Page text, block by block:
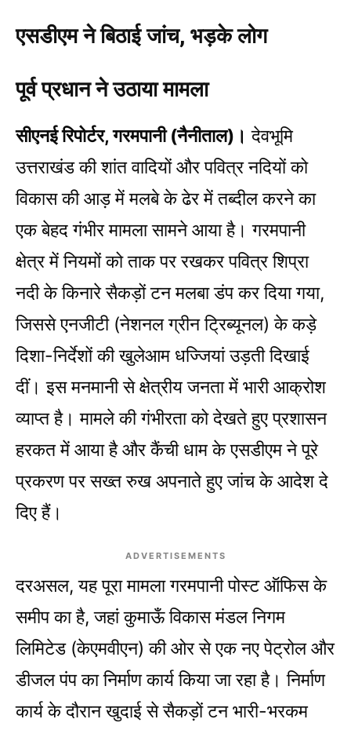
एसडीएम ने बिठाई जांच, भड़के लोग
पूर्व प्रधान ने उठाया मामला
सीएनई रिपोर्टर, गरमपानी (नैनीताल)। देवभूमि
उत्तराखंड की शांत वादियों और पवित्र नदियों को
विकास की आड़ में मलबे के ढेर में तब्दील करने का
एक बेहद गंभीर मामला सामने आया है। गरमपानी
क्षेत्र में नियमों को ताक पर रखकर पवित्र शिप्रा
नदी के किनारे सैकड़ों टन मलबा डंप कर दिया गया,
जिससे एनजीटी (नेशनल ग्रीन ट्रिब्यूनल) के कड़े
दिशा-निर्देशों की खुलेआम धज्जियां उड़ती दिखाई
दीं। इस मनमानी से क्षेत्रीय जनता में भारी आक्रोश
व्याप्त है। मामले की गंभीरता को देखते हुए प्रशासन
हरकत में आया है और कैंची धाम के एसडीएम ने पूरे
प्रकरण पर सख्त रुख अपनाते हुए जांच के आदेश दे
दिए हैं।
ADVERTISEMENTS
दरअसल, यह पूरा मामला गरमपानी पोस्ट ऑफिस के
समीप का है, जहां कुमाऊँ विकास मंडल निगम
लिमिटेड (केएमवीएन) की ओर से एक नए पेट्रोल और
डीजल पंप का निर्माण कार्य किया जा रहा है। निर्माण
कार्य के दौरान खुदाई से सैकड़ों टन भारी-भरकम